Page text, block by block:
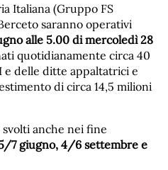
Italiana (Gruppo FS
saranno operativi
alle 5.00 di mercoledì 28
quotidianamente circa 40
e delle ditte appaltatrici e
di circa 14,5 milioni
anche nei fine
7 giugno, 4/6 settembre e